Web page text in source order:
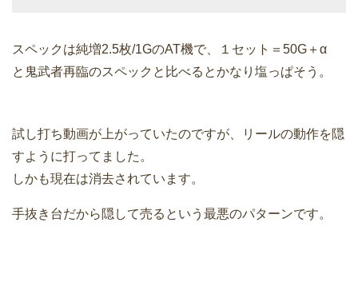
スペックは純増2.5枚/1GのAT機で、１セット＝50G＋α
と鬼武者再臨のスペックと比べるとかなり塩っぱそう。
試し打ち動画が上がっていたのですが、リールの動作を隠
すように打ってました。
しかも現在は消去されています。
手抜き台だから隠して売るという最悪のパターンです。